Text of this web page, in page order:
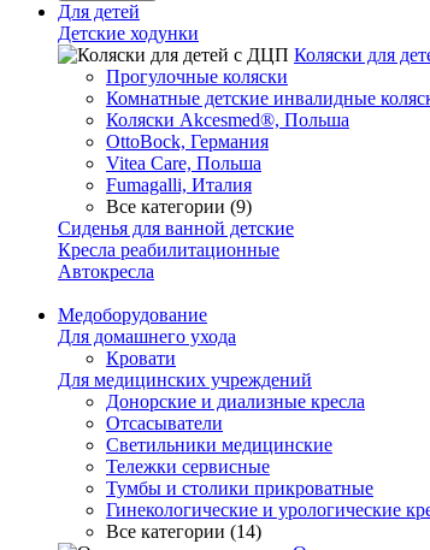
Для детей
Детские ходунки
Коляски для
Прогулочные коляски
Комнатные детские инвалидные
Коляски Akcesmed®, Польша
OttoBock, Германия
Vitea Care, Польша
Fumagalli, Италия
Все категории (9)
Сиденья для ванной детские
Кресла реабилитационные
Автокресла
Медоборудование
Для домашнего ухода
Кровати
Для медицинских учреждений
Донорские и диализные кресла
Отсасыватели
Светильники медицинские
Тележки сервисные
Тумбы и столики прикроватные
Гинекологические и урологические
Все категории (14)